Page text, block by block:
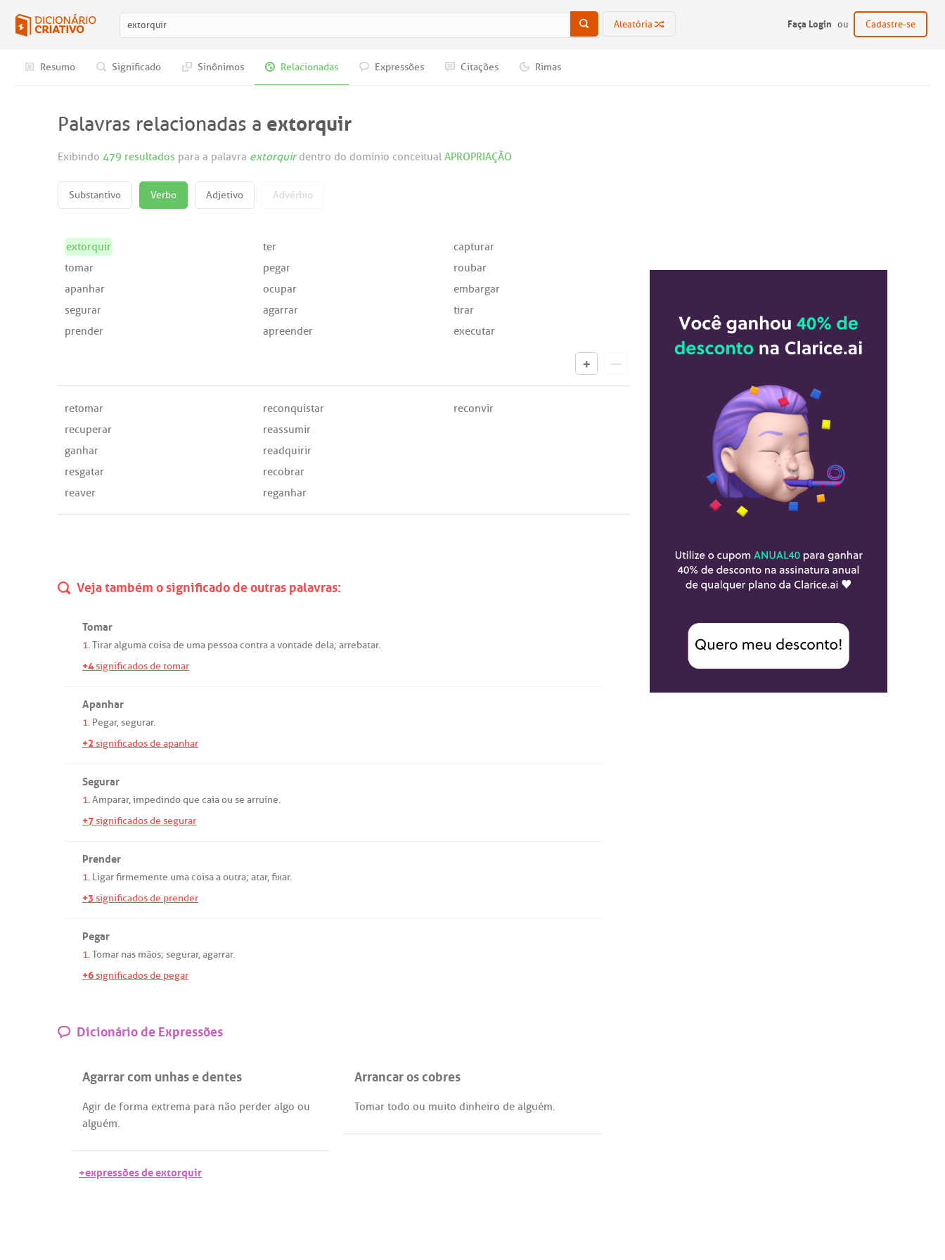
Aleatória Faça Login ou Cadastre-se
Resumo Significado Sinônimos Relacionadas Expressões Citações Rimas
Palavras relacionadas a extorquir
Exibindo 479 resultados para a palavra extorquirdentro do domínio conceitual APROPRIAÇÃO
Substantivo Verbo Adjetivo Advérbio
extorquir
tomar
apanhar
segurar
prender
ter
pegar
ocupar
agarrar
apreender
capturar
roubar
embargar
tirar
executar
retomar
recuperar
ganhar
resgatar
reaver
reconquistar
reassumir
readquirir
recobrar
reganhar
reconvir
Veja também o significado de outras palavras:
Tomar
1.Tiraralgumacoisade uma pessoacontraavontade dela; arrebatar.
+4significados de tomar
Apanhar
1. Pegar,segurar.
+2significados de apanhar
Segurar
1.Amparar,impedindoque caiaou se arruíne.
+7significados de segurar
Prender
1. Ligarfirmemente umacoisaaoutra; atar,fixar.
+3significados de prender
Pegar
1.Tomar nas mãos; segurar,agarrar.
+6significados de pegar
Dicionário de Expressões
Agarrar com unhas e dentes
Agir de forma extrema para não perder algo ou
alguém.
Arrancar os cobres
Tomar todo ou muito dinheiro de alguém.
+expressões de extorquir